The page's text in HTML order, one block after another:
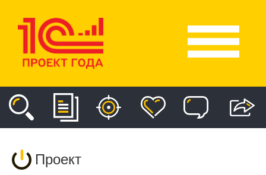
Проект